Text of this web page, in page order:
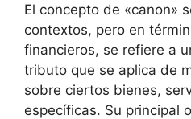
El concepto de «canon»
contextos, pero en
financieros, se refiere a
tributo que se aplica de
sobre ciertos bienes,
específicas. Su principal